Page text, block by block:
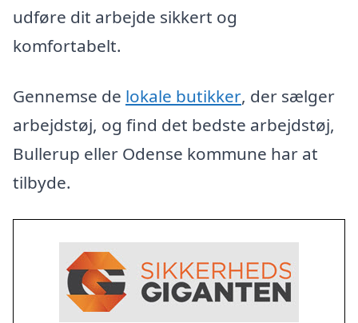
udføre dit arbejde sikkert og
komfortabelt.
Gennemse de lokale butikker, der sælger
arbejdstøj, og find det bedste arbejdstøj,
Bullerup eller Odense kommune har at
tilbyde.